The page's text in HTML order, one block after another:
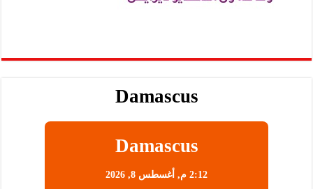
Damascus
Damascus
2:12 م, أغسطس 8, 2026